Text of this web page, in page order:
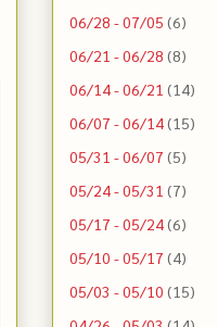
06/28 - 07/05 (6)
06/21 - 06/28 (8)
06/14 - 06/21 (14)
06/07 - 06/14(15)
05/31 - 06/07 (5)
05/24 - 05/31 (7)
05/17 - 05/24(6)
05/10 - 05/17 (4)
05/03 - 05/10 (15)